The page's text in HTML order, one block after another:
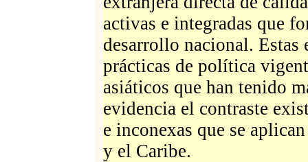
activas e integradas que
desarrollo nacional. Estas
prácticas de política
asiáticos que han tenido
evidencia el contraste
e inconexas que se
y el Caribe.